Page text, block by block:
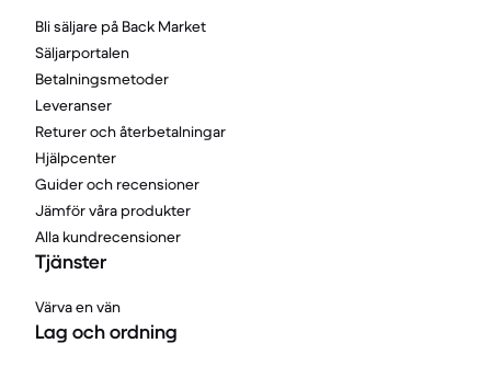
Bli säljare på Back Market
Säljarportalen
Betalningsmetoder
Leveranser
Returer och återbetalningar
Hjälpcenter
Guider och recensioner
Jämför våra produkter
Alla kundrecensioner
Tjänster
Värva en vän
Lag och ordning